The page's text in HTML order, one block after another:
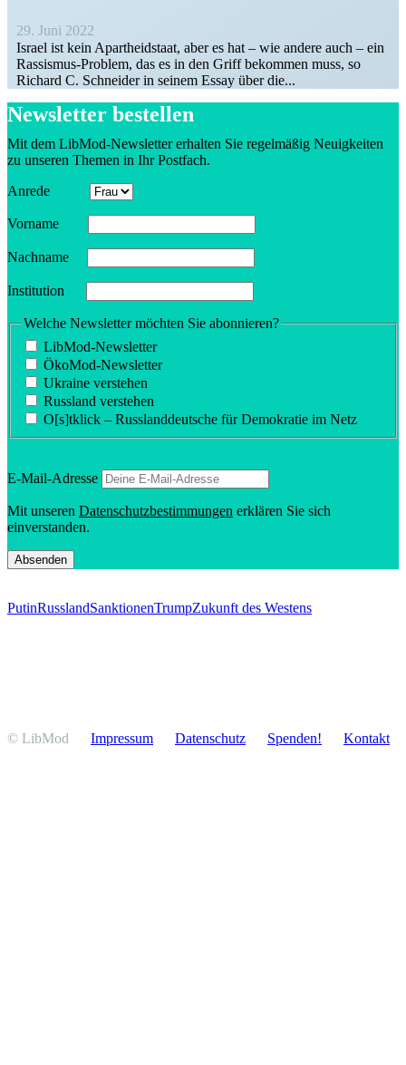
29. Juni 2022
Israel ist kein Apart­heid­staat, aber es hat – wie andere auch – ein
Rassismus-Problem, das es in den Griff bekommen muss, so
Richard C. Schneider in seinem Essay über die...
Newsletter bestellen
Mit dem LibMod-Newsletter erhalten Sie regel­mäßig Neuig­keiten
zu unseren Themen in Ihr Postfach.
Anrede
Vorname
Nachname
Insti­tution
Welche Newsletter möchten Sie abonnieren?
LibMod-Newsletter
ÖkoMod-Newsletter
Ukraine verstehen
Russland verstehen
O[s]tklick – Russland­deutsche für Demokratie im Netz
E‑Mail-Adresse
Mit unseren Daten­schutz­be­stim­mungen erklären Sie sich
einverstanden.
PutinRusslandSanktionenTrumpZukunft des Westens
© LibMod Impressum Daten­schutz Spenden! Kontakt